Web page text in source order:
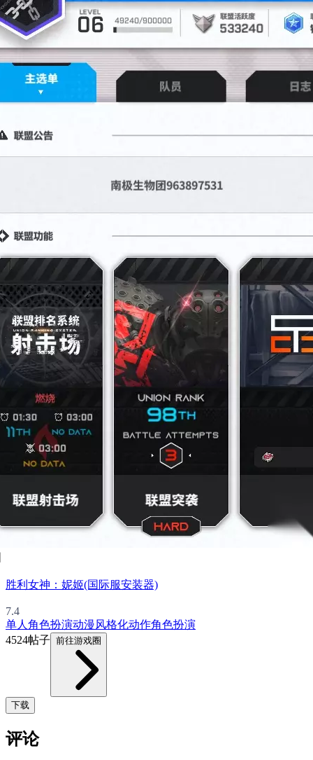
胜利女神：妮姬(国际服安装器)
7.4
单人 角色扮演动漫风格化动作角色扮演
4524帖子 前往游戏圈
下载
评论